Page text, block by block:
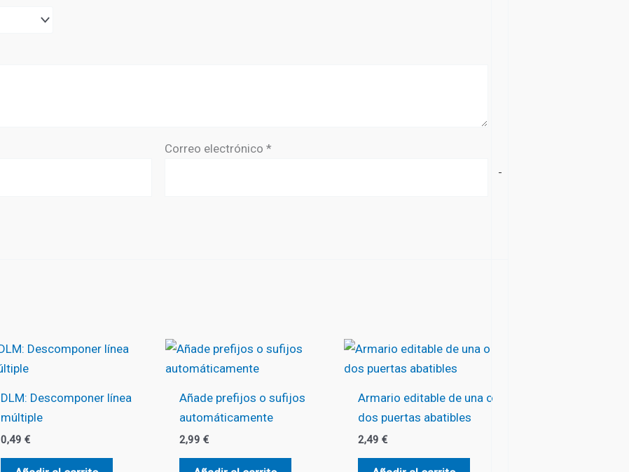
-
Correo electrónico*
DLM: Descomponer línea
múltiple
0,49€
Añade prefijos o sufijos
automáticamente
2,99€
Armario editable de una o
dos puertas abatibles
2,49€